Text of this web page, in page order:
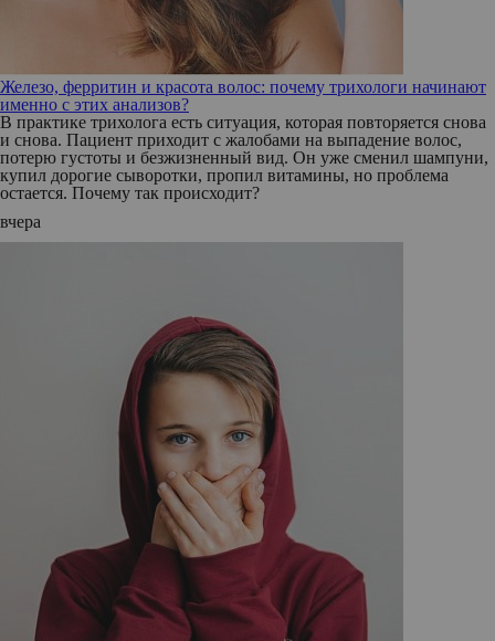
Железо, ферритин и красота волос: почему трихологи начинают
именно с этих анализов?
В практике трихолога есть ситуация, которая повторяется снова
и снова. Пациент приходит с жалобами на выпадение волос,
потерю густоты и безжизненный вид. Он уже сменил шампуни,
купил дорогие сыворотки, пропил витамины, но проблема
остается. Почему так происходит?
вчера